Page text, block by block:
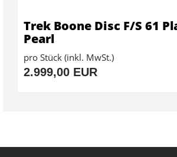
Trek Boone Disc F/S 61
Pearl
pro Stück (inkl. MwSt.)
2.999,00 EUR